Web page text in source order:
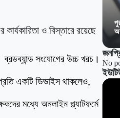
ও বিস্তারে রয়েছে
ব্রডব্যান্ড সংযোগের উচ্চ খরচ।
একটি ডিভাইস থাকলেও,
মধ্যে অনলাইন প্ল্যাটফর্মে
No